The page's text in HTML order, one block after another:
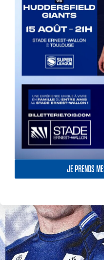
JE PRENDS
The End of Reubenn Rennie’s
6 août 2026